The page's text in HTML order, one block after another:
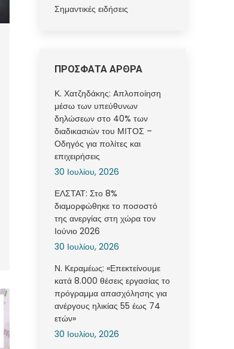
Σημαντικές ειδήσεις
ΠΡΟΣΦΑΤΑ ΑΡΘΡΑ
Κ. Χατζηδάκης: Aπλοποίηση
μέσω των υπεύθυνων
δηλώσεων στο 40% των
διαδικασιών του ΜΙΤΟΣ –
Οδηγός για πολίτες και
επιχειρήσεις
30 Ιουλίου, 2026
ΕΛΣΤΑΤ: Στο 8%
διαμορφώθηκε το ποσοστό
της ανεργίας στη χώρα τον
Ιούνιο 2026
30 Ιουλίου, 2026
Ν. Κεραμέως: «Επεκτείνουμε
κατά 8.000 θέσεις εργασίας το
πρόγραμμα απασχόλησης για
ανέργους ηλικίας 55 έως 74
ετών»
30 Ιουλίου, 2026